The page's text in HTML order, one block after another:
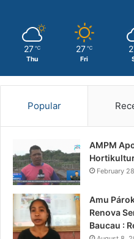
27 ℃
Thu
27 ℃
Fri
Popular
AMPM
February
Amu
Renova
Baucau :